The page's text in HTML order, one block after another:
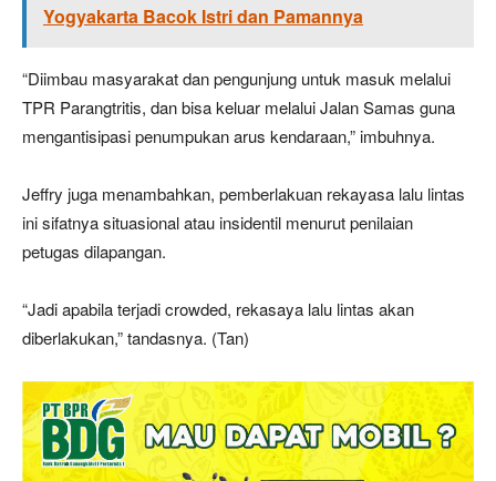
Yogyakarta Bacok Istri dan Pamannya
“Diimbau masyarakat dan pengunjung untuk masuk melalui
TPR Parangtritis, dan bisa keluar melalui Jalan Samas guna
mengantisipasi penumpukan arus kendaraan,” imbuhnya.
Jeffry juga menambahkan, pemberlakuan rekayasa lalu lintas
ini sifatnya situasional atau insidentil menurut penilaian
petugas dilapangan.
“Jadi apabila terjadi crowded, rekasaya lalu lintas akan
diberlakukan,” tandasnya. (Tan)